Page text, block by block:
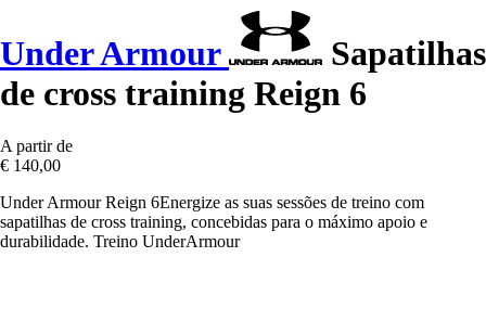
Under Armour
Sapatilhas
de cross training Reign 6
A partir de
€ 140,00
Under Armour Reign 6Energize as suas sessões de treino com
sapatilhas de cross training, concebidas para o máximo apoio e
durabilidade. Treino UnderArmour